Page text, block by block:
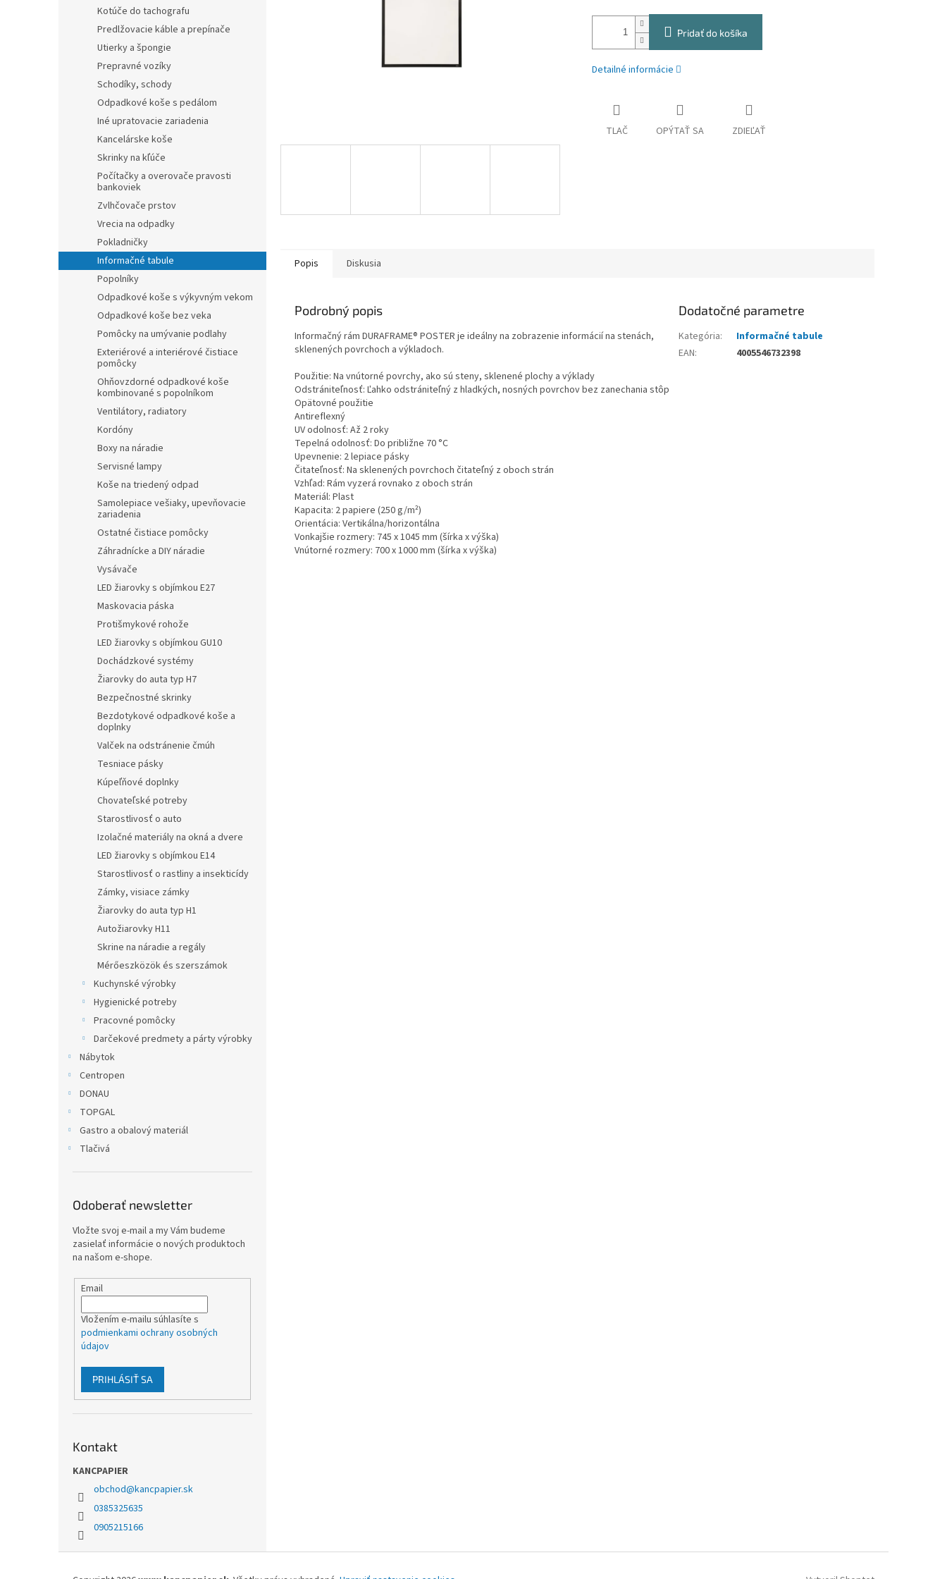
Kotúče do tachografu
Predlžovacie káble a prepínače
Utierky a špongie
Prepravné vozíky
Schodíky, schody
Odpadkové koše s pedálom
Iné upratovacie zariadenia
Kancelárske koše
Skrinky na kľúče
Počítačky a overovače pravosti
bankoviek
Zvlhčovače prstov
Vrecia na odpadky
Pokladničky
Informačné tabule
Popolníky
Odpadkové koše s výkyvným vekom
Odpadkové koše bez veka
Pomôcky na umývanie podlahy
Exteriérové a interiérové čistiace
pomôcky
Ohňovzdorné odpadkové koše
kombinované s popolníkom
Ventilátory, radiatory
Kordóny
Boxy na náradie
Servisné lampy
Koše na triedený odpad
Samolepiace vešiaky, upevňovacie
zariadenia
Ostatné čistiace pomôcky
Záhradnícke a DIY náradie
Vysávače
LED žiarovky s objímkou E27
Maskovacia páska
Protišmykové rohože
LED žiarovky s objímkou GU10
Dochádzkové systémy
Žiarovky do auta typ H7
Bezpečnostné skrinky
Bezdotykové odpadkové koše a
doplnky
Valček na odstránenie čmúh
Tesniace pásky
Kúpeľňové doplnky
Chovateľské potreby
Starostlivosť o auto
Izolačné materiály na okná a dvere
LED žiarovky s objímkou E14
Starostlivosť o rastliny a insekticídy
Zámky, visiace zámky
Žiarovky do auta typ H1
Autožiarovky H11
Skrine na náradie a regály
Mérőeszközök és szerszámok
Kuchynské výrobky
Hygienické potreby
Pracovné pomôcky
Darčekové predmety a párty výrobky
Nábytok
Centropen
DONAU
TOPGAL
Gastro a obalový materiál
Tlačivá
Odoberať newsletter
Vložte svoj e-mail a my Vám budeme
zasielať informácie o nových produktoch
na našom e-shope.
Email
Vložením e-mailu súhlasíte s
podmienkami ochrany osobných
údajov
PRIHLÁSIŤ SA
Kontakt
KANCPAPIER
obchod@kancpapier.sk
0385325635
0905215166
Pridať do košíka
Detailné informácie
TLAČ OPÝTAŤ SA ZDIEĽAŤ
Popis Diskusia
Podrobný popis
Informačný rám DURAFRAME® POSTER je ideálny na zobrazenie informácií na stenách,
sklenených povrchoch a výkladoch.
Použitie: Na vnútorné povrchy, ako sú steny, sklenené plochy a výklady
Odstrániteľnosť: Ľahko odstrániteľný z hladkých, nosných povrchov bez zanechania stôp
Opätovné použitie
Antireflexný
UV odolnosť: Až 2 roky
Tepelná odolnosť: Do približne 70 °C
Upevnenie: 2 lepiace pásky
Čitateľnosť: Na sklenených povrchoch čitateľný z oboch strán
Vzhľad: Rám vyzerá rovnako z oboch strán
Materiál: Plast
Kapacita: 2 papiere (250 g/m²)
Orientácia: Vertikálna/horizontálna
Vonkajšie rozmery: 745 x 1045 mm (šírka x výška)
Vnútorné rozmery: 700 x 1000 mm (šírka x výška)
Dodatočné parametre
Kategória:
Informačné tabule
EAN: 4005546732398